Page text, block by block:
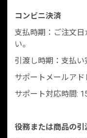
コンビニ決済
支払時期：ご注文
い。
引渡し時期：支払い
サポートメールア
サポート対応時間:
役務または商品の引